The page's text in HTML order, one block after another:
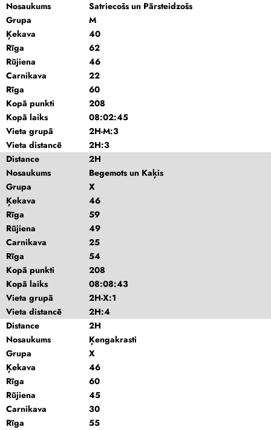
Nosaukums
Satriecošs un Pārsteidzošs
Grupa
M
Ķekava
40
Rīga
62
Rūjiena
46
Carnikava
22
Rīga
60
Kopā punkti
208
Kopā laiks
08:02:45
Vieta grupā
2H-M:3
Vieta distancē
2H:3
Distance
2H
Nosaukums
Begemots un Kaķis
Grupa
X
Ķekava
46
Rīga
59
Rūjiena
49
Carnikava
25
Rīga
54
Kopā punkti
208
Kopā laiks
08:08:43
Vieta grupā
2H-X:1
Vieta distancē
2H:4
Distance
2H
Nosaukums
Ķengakrasti
Grupa
X
Ķekava
46
Rīga
60
Rūjiena
45
Carnikava
30
Rīga
55